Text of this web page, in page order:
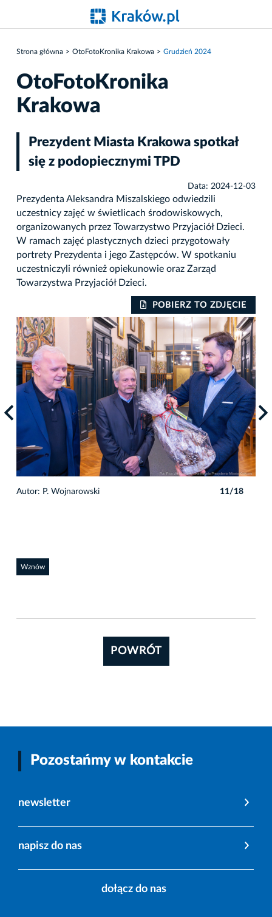
Strona główna OtoFotoKronika Krakowa Grudzień 2024
OtoFotoKronika
Krakowa
Prezydent Miasta Krakowa spotkał
się z podopiecznymi TPD
Data: 2024-12-03
Prezydenta Aleksandra Miszalskiego odwiedzili
uczestnicy zajęć w świetlicach środowiskowych,
organizowanych przez Towarzystwo Przyjaciół Dzieci.
W ramach zajęć plastycznych dzieci przygotowały
portrety Prezydenta i jego Zastępców. W spotkaniu
uczestniczyli również opiekunowie oraz Zarząd
Towarzystwa Przyjaciół Dzieci.
POBIERZ TO ZDJĘCIE
Autor: P. Wojnarowski 11/18
Wznów
POWRÓT
Pozostańmy w kontakcie
newsletter
napisz do nas
dołącz do nas